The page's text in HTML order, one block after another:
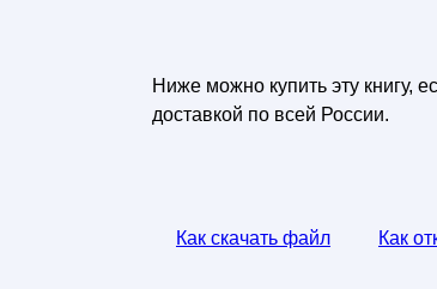
Ниже можно купить эту книгу,
доставкой по всей России.
Как скачать файл Как